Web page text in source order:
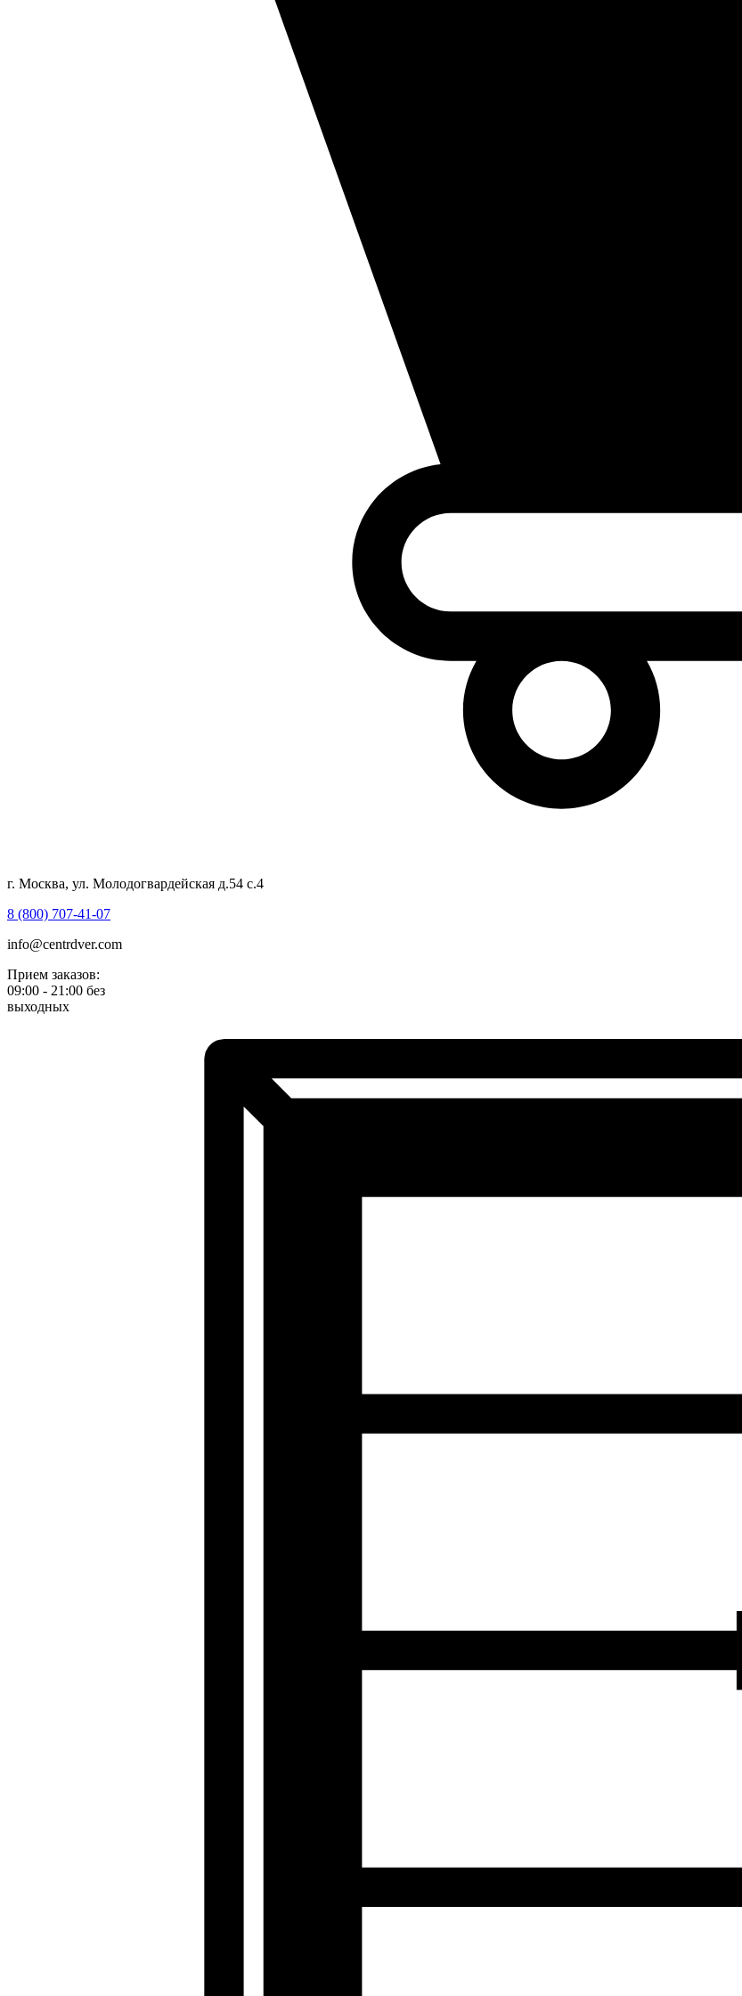
г. Москва, ул. Молодогвардейская д.54 с.4
8 (800) 707-41-07
info@centrdver.com
Прием заказов:
09:00 - 21:00 без
выходных